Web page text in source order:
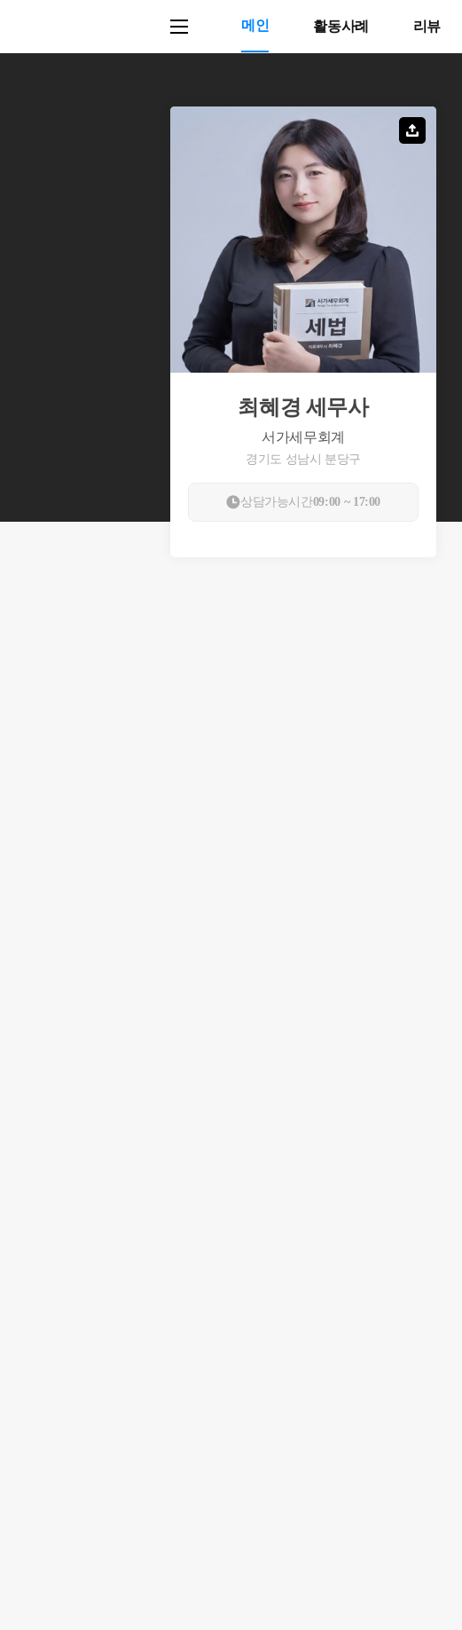
메인 활동사례 리뷰
최혜경 세무사
서가세무회계
경기도 성남시 분당구
상담가능시간09:00 ~ 17:00